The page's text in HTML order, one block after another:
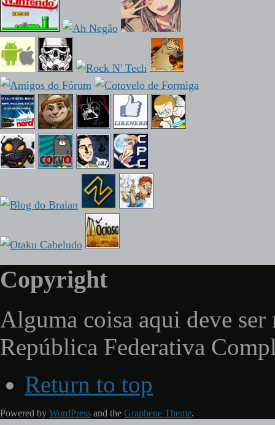
Copyright
Alguma coisa aqui deve ser
República Federativa
Return to top
Powered by WordPress and the Graphene Theme.